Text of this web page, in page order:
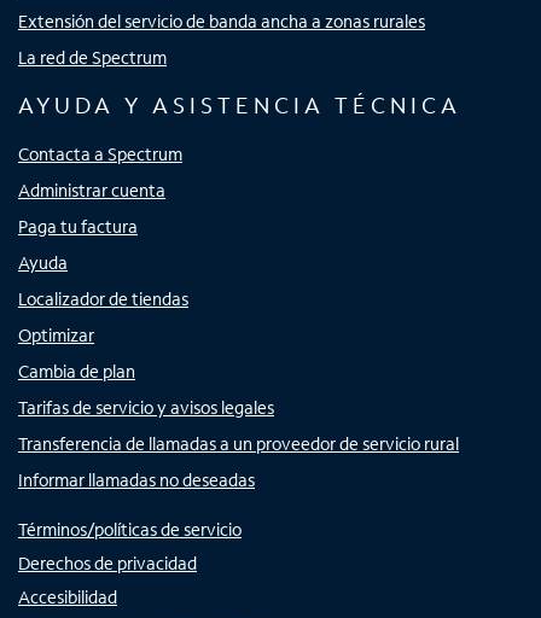
Extensión del servicio de banda ancha a zonas rurales
La red de Spectrum
AYUDA Y ASISTENCIA TÉCNICA
Contacta a Spectrum
Administrar cuenta
Paga tu factura
Ayuda
Localizador de tiendas
Optimizar
Cambia de plan
Tarifas de servicio y avisos legales
Transferencia de llamadas a un proveedor de servicio rural
Informar llamadas no deseadas
Términos/políticas de servicio
Derechos de privacidad
Accesibilidad